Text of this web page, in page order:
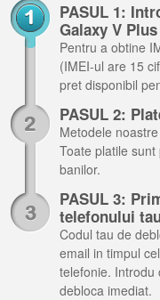
PASUL 1:
Galaxy V Plus
Pentru a obtine
(IMEI-ul are 15
pret disponibil
PASUL 2:
Metodele
Toate platile
banilor.
PASUL 3:
telefonului
Codul tau de
email in timpul
telefonie. Introdu
debloca imediat.